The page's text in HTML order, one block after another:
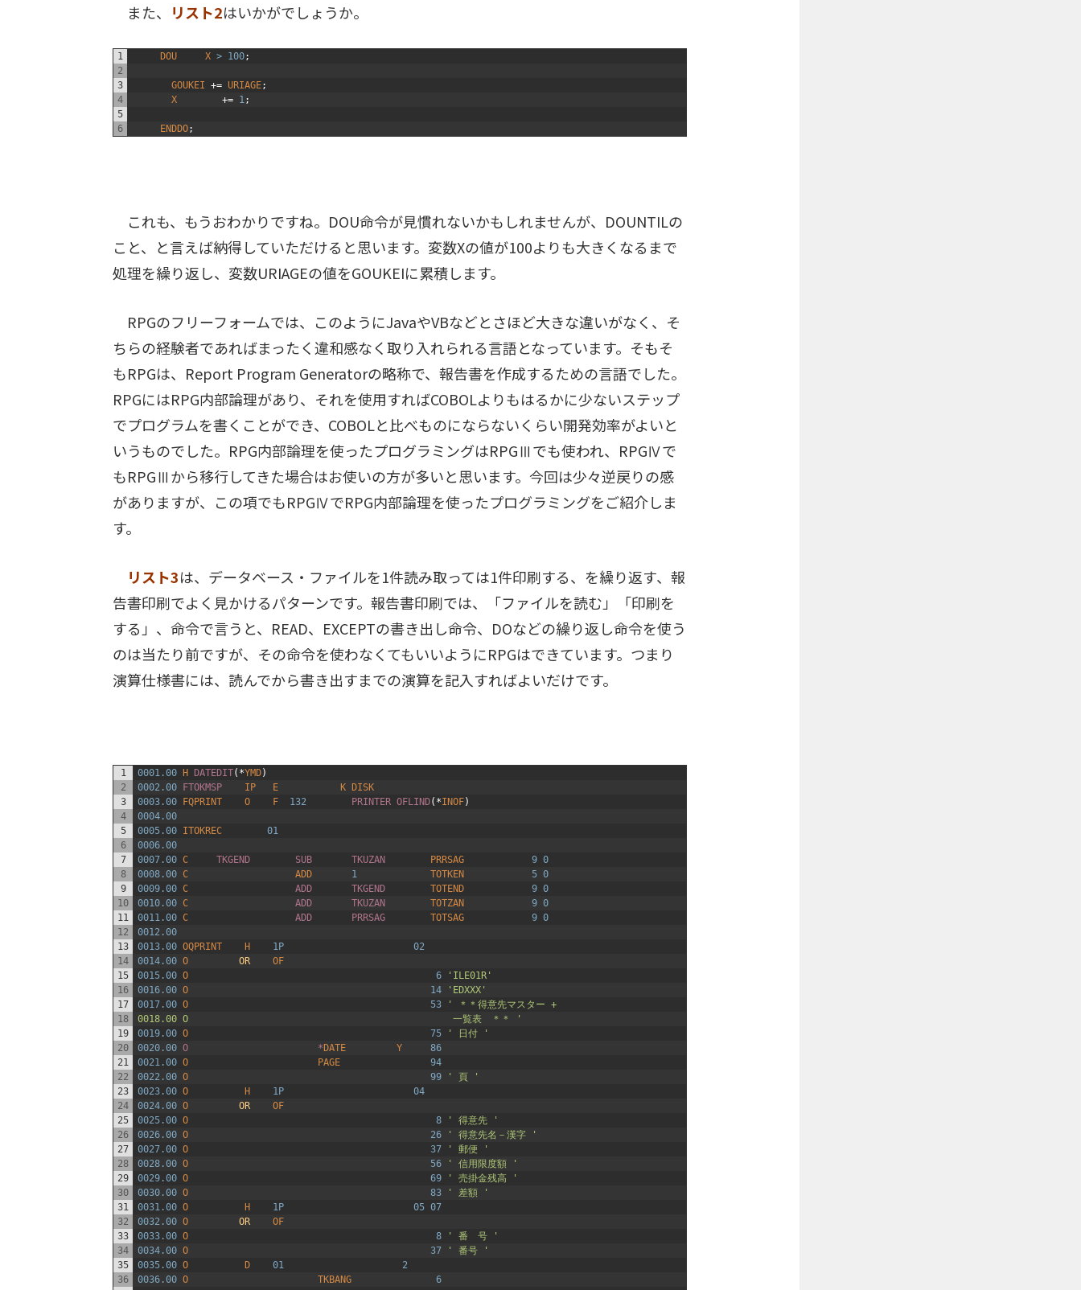
また、 リスト2はいかがでしょうか。
1
2
3
4
5
6
DOU X > 100;
GOUKEI += URIAGE;
X
+= 1 ;
ENDDO;
これも、もうおわかりですね。DOU命令が見慣れないかもしれませんが、DOUNTILの
こと、と言えば納得していただけると思います。変数Xの値が100よりも大きくなるまで
処理を繰り返し、変数URIAGEの値をGOUKEIに累積します。
RPGのフリーフォームでは、このようにJavaやVBなどとさほど大きな違いがなく、そ
ちらの経験者であればまったく違和感なく取り入れられる言語となっています。そもそ
もRPGは、Report Program Generatorの略称で、報告書を作成するための言語でした。
RPGにはRPG内部論理があり、それを使用すればCOBOLよりもはるかに少ないステップ
でプログラムを書くことができ、COBOLと比べものにならないくらい開発効率がよいと
いうものでした。RPG内部論理を使ったプログラミングはRPGⅢでも使われ、RPGⅣで
もRPGⅢから移行してきた場合はお使いの方が多いと思います。今回は少々逆戻りの感
がありますが、この項でもRPGⅣでRPG内部論理を使ったプログラミングをご紹介しま
す。
リスト3は、データベース・ファイルを1件読み取っては1件印刷する、を繰り返す、報
告書印刷でよく見かけるパターンです。報告書印刷では、「ファイルを読む」「印刷を
する」、命令で言うと、READ、EXCEPTの書き出し命令、DOなどの繰り返し命令を使う
のは当たり前ですが、その命令を使わなくてもいいようにRPGはできています。つまり
演算仕様書には、読んでから書き出すまでの演算を記入すればよいだけです。
1
2
3
4
5
6
7
8
9
10
11
12
13
14
15
16
17
18
19
20
21
22
23
24
25
26
27
28
29
30
31
32
33
34
35
36
0001.00 H DATEDIT( *YMD)
0002.00 FTOKMSP IP E K DISK
0003.00 FQPRINT O F 132 PRINTER OFLIND( *INOF)
0004.00
0005.00 ITOKREC
01
0006.00
0007.00 C TKGEND SUB TKUZAN PRRSAG 9 0
0008.00 C ADD 1 TOTKEN 5 0
0009.00 C ADD TKGEND TOTEND 9 0
0010.00 C ADD TKUZAN TOTZAN 9 0
0011.00 C ADD PRRSAG TOTSAG 9 0
0012.00
0013.00 OQPRINT H 1P
02
0014.00 O OR
OF
0015.00 O 6
'ILE01R'
0016.00 O 14
'EDXXX'
0017.00 O 53
' ＊＊得意先マスター +
0018.00 O                                               一覧表　＊＊ '
0019.00 O 75
' 日付 '
0020.00 O                       *DATE Y
86
0021.00 O PAGE
94
0022.00 O 99
' 頁 '
0023.00 O H 1P
04
0024.00 O OR
OF
0025.00 O 8
' 得意先 '
0026.00 O 26
' 得意先名－漢字 '
0027.00 O 37
' 郵便 '
0028.00 O 56
' 信用限度額 '
0029.00 O 69
' 売掛金残高 '
0030.00 O 83
' 差額 '
0031.00 O H 1P 05 07
0032.00 O OR
OF
0033.00 O 8
' 番　号 '
0034.00 O 37
' 番号 '
0035.00 O D 01
2
0036.00 O TKBANG
6